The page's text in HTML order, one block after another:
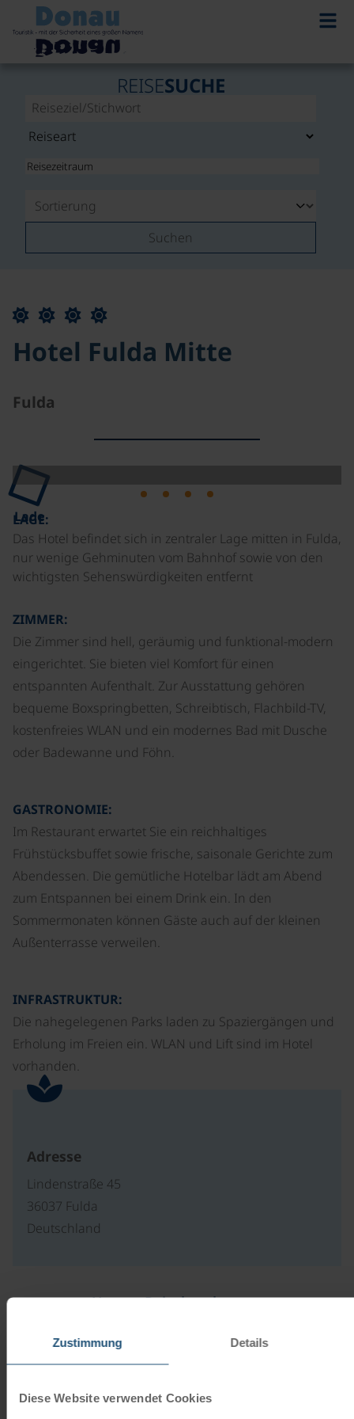
Zustimmung Details
Diese Website verwendet Cookies
REISESUCHE
Suchen
Hotel Fulda Mitte
Fulda
Lade
LAGE:
Das Hotel befindet sich in zentraler Lage mitten in Fulda,
nur wenige Gehminuten vom Bahnhof sowie von den
wichtigsten Sehenswürdigkeiten entfernt
ZIMMER:
Die Zimmer sind hell, geräumig und funktional-modern
eingerichtet. Sie bieten viel Komfort für einen
entspannten Aufenthalt. Zur Ausstattung gehören
bequeme Boxspringbetten, Schreibtisch, Flachbild-TV,
kostenfreies WLAN und ein modernes Bad mit Dusche
oder Badewanne und Föhn.
GASTRONOMIE:
Im Restaurant erwartet Sie ein reichhaltiges
Frühstücksbuffet sowie frische, saisonale Gerichte zum
Abendessen. Die gemütliche Hotelbar lädt am Abend
zum Entspannen bei einem Drink ein. In den
Sommermonaten können Gäste auch auf der kleinen
Außenterrasse verweilen.
INFRASTRUKTUR:
Die nahegelegenen Parks laden zu Spaziergängen und
Erholung im Freien ein. WLAN und Lift sind im Hotel
vorhanden.
Adresse
Lindenstraße 45
36037 Fulda
Deutschland
Unsere Reisekataloge
Radreisen, Kreuzfahrten und
Radkreuzfahrten
JETZT KOSTENFREI BESTELLEN